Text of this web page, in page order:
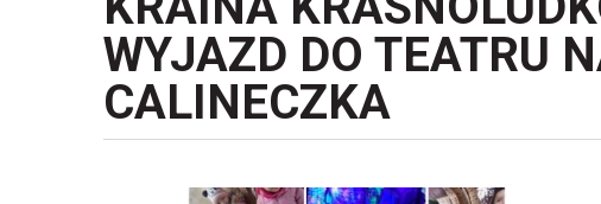
WYJAZD DO TEATRU
CALINECZKA